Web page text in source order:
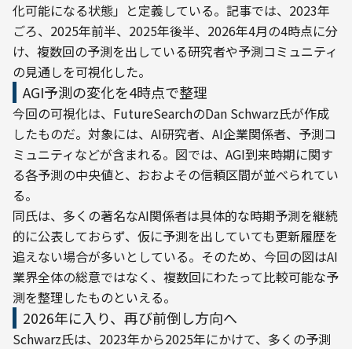
化可能になる状態」と定義している。記事では、2023年
ごろ、2025年前半、2025年後半、2026年4月の4時点に分
け、複数回の予測を出している研究者や予測コミュニティ
の見通しを可視化した。
AGI予測の変化を4時点で整理
今回の可視化は、FutureSearchのDan Schwarz氏が作成
したものだ。対象には、AI研究者、AI企業関係者、予測コ
ミュニティなどが含まれる。図では、AGI到来時期に関す
る各予測の中央値と、おおよその信頼区間が並べられてい
る。
同氏は、多くの著名なAI関係者は具体的な時期予測を継続
的に公表しておらず、仮に予測を出していても更新履歴を
追えない場合が多いとしている。そのため、今回の図はAI
業界全体の総意ではなく、複数回にわたって比較可能な予
測を整理したものといえる。
2026年に入り、再び前倒し方向へ
Schwarz氏は、2023年から2025年にかけて、多くの予測